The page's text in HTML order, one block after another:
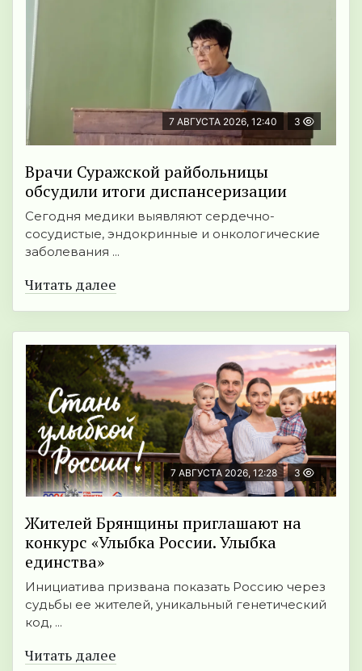
7 АВГУСТА 2026, 12:40 3
Врачи Суражской райбольницы
обсудили итоги диспансеризации
Сегодня медики выявляют сердечно-
сосудистые, эндокринные и онкологические
заболевания ...
Читать далее
7 АВГУСТА 2026, 12:28 3
Жителей Брянщины приглашают на
конкурс «Улыбка России. Улыбка
единства»
Инициатива призвана показать Россию через
судьбы ее жителей, уникальный генетический
код, ...
Читать далее